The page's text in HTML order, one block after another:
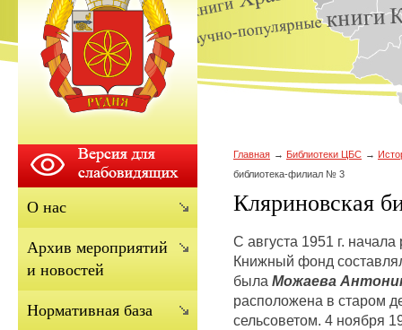
Главная Библиотеки ЦБС
библиотека-филиал № 3
Кляриновская
С августа 1951 г.
Книжный фонд
была Можаева
расположена в старом
сельсоветом. 4 ноября
О нас
Архив мероприятий
и новостей
Нормативная база